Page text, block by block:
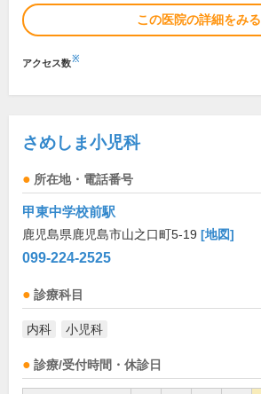
この医院の詳細をみる
アクセス数※
さめしま小児科
所在地・電話番号
甲東中学校前駅
鹿児島県鹿児島市山之口町5-19 [地図]
099-224-2525
診療科目
内科 小児科
診療/受付時間・休診日